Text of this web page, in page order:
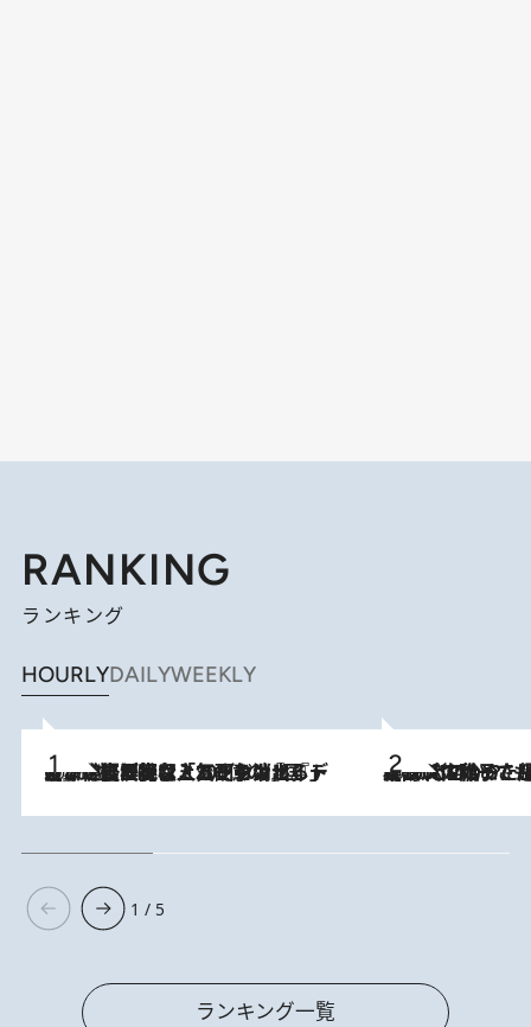
RANKING
ランキング
HOURLYDAILYWEEKLY
2026.8.5
【なぜ吉沢亮は「気配を消せる」のか？】興行収入208億の『国宝』を経て挑むミュージカル『ディア・エヴァン・ハンセン』。トップ俳優が舞台上でさらけ出した“孤独”とは 2026.8.5
【阿川佐和子さんの年とる力】なぜ70代で始めた趣味は“こんなに楽しい”のか？ ピアノ、俳句…スランプに陥っても続けられる“ある秘訣”とは
1 / 5
ランキング一覧